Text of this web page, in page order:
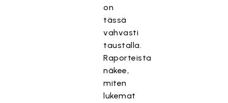
on
tässä
vahvasti
taustalla.
Raporteista
näkee,
miten
lukemat